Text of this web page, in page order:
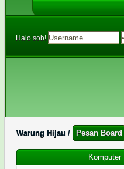
Halo sob!
Warung Hijau / Pesan Board
Komputer|